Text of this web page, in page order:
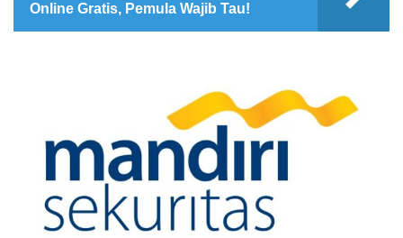
Online Gratis, Pemula Wajib Tau!